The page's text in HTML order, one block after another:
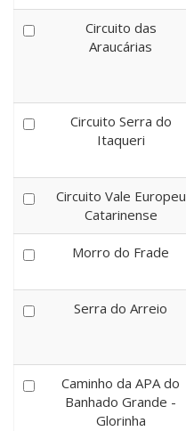
Circuito das
Araucárias
Circuito Serra do
Itaqueri
Circuito Vale Europeu
Catarinense
Morro do Frade
Serra do Arreio
Caminho da APA do
Banhado Grande -
Glorinha